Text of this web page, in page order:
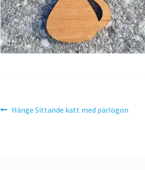
Inläggsnavigering
Föregående
Hänge Sittande katt med pärlögon